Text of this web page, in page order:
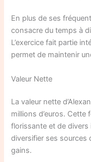
En plus de ses
consacre du temps à
L’exercice fait partie
permet de maintenir
Valeur Nette
La valeur nette
millions d’euros. Cette
florissante et de
diversifier ses sources
gains.